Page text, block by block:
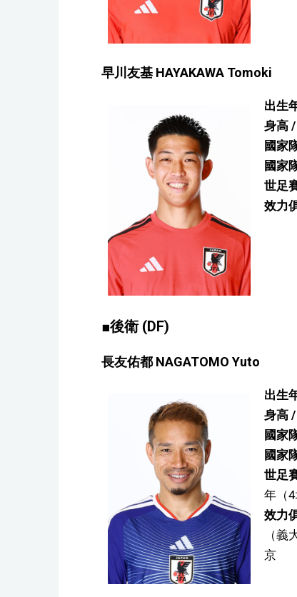
早川友基 HAYAKAWA Tomoki
出生
身高
國家
國家
世足
效力
■後衛 (DF)
長友佑都 NAGATOMO Yuto
出生
身高
國家
國家
世足
年（
效力
（
京